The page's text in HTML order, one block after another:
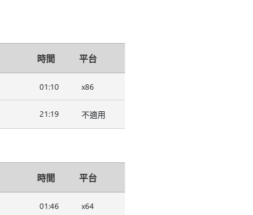
時間 平台
01:10 x86
21:19 不適用
時間 平台
01:46 x64